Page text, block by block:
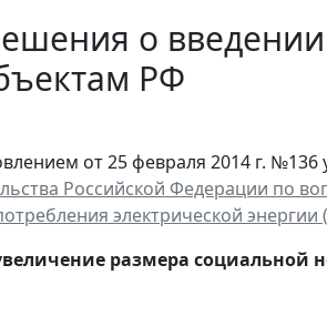
о
РФ
от 25 февраля 2014 г. №136
Российской Федерации по
электрической
размера социальной